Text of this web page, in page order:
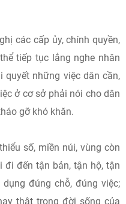
các cấp ủy, chính quyền,
tiếp tục lắng nghe nhân
quyết những việc dân cần,
ở cơ sở phải nói cho dân
gỡ khó khăn.
số, miền núi, vùng còn
đi đến tận bản, tận hộ, tận
đúng chỗ, đúng việc;
thật trong đời sống của